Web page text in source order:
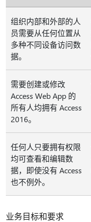
组织内部和外部的人
员需要从任何位置从
多种不同设备访问数
据。
需要创建或修改
Access Web App 的
所有人均拥有 Access
2016。
任何人只要拥有权限
均可查看和编辑数
据，即使没有 Access
也不例外。
业务目标和要求